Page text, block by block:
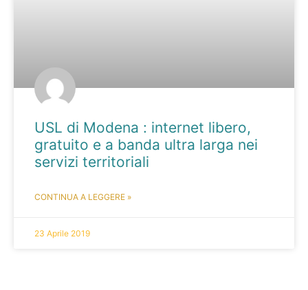
USL di Modena : internet libero,
gratuito e a banda ultra larga nei
servizi territoriali
CONTINUA A LEGGERE »
23 Aprile 2019